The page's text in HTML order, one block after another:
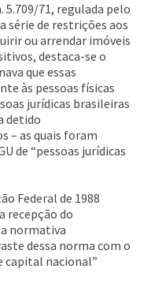
71, regulada pelo
série de restrições aos
ou arrendar imóveis
destaca-se o
que essas
às pessoas físicas
jurídicas brasileiras
detido
– as quais foram
de “pessoas jurídicas
Federal de 1988
recepção do
normativa
dessa norma com o
capital nacional”